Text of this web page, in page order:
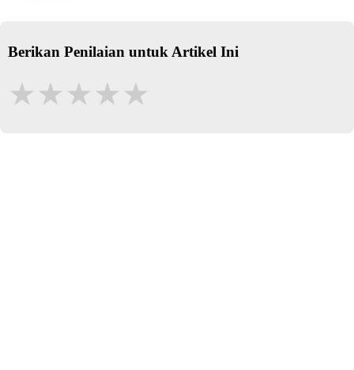
Berikan Penilaian untuk Artikel Ini
★★★★★